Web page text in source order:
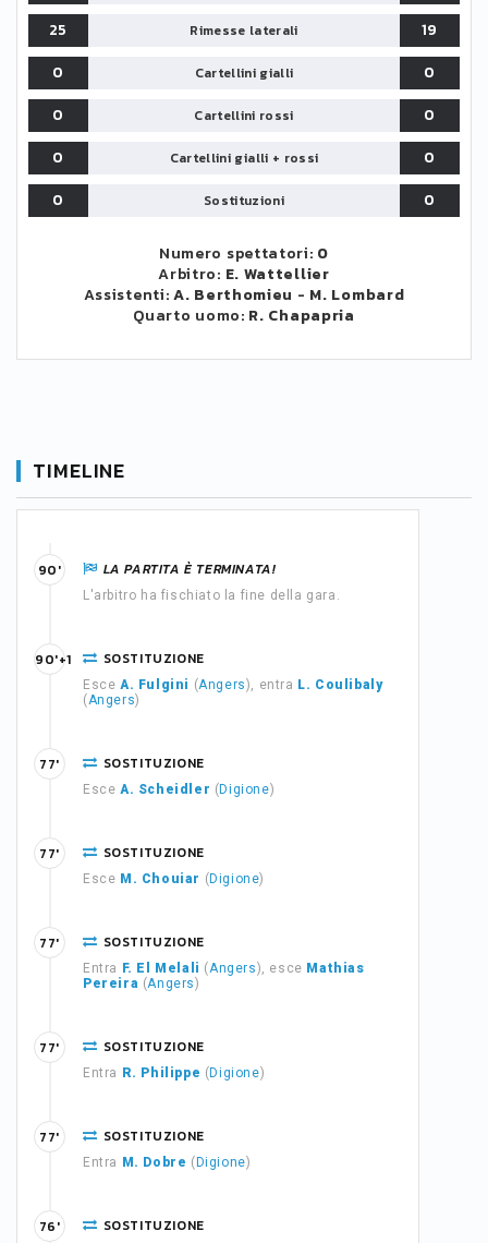
25
Rimesse laterali
19
0
Cartellini gialli
0
0
Cartellini rossi
0
0
Cartellini gialli + rossi
0
0
Sostituzioni 0
Numero spettatori: 0
Arbitro: E. Wattellier
Assistenti:A. Berthomieu - M. Lombard
Quarto uomo: R. Chapapria
TIMELINE
LA PARTITA È TERMINATA!
L'arbitro ha fischiato la fine della gara.
90'
SOSTITUZIONE
Esce A. Fulgini (Angers), entra L. Coulibaly
(Angers)
90'+1
SOSTITUZIONE
Esce A. Scheidler ( Digione)
77'
SOSTITUZIONE
Esce M. Chouiar ( Digione)
77'
SOSTITUZIONE
Entra F. El Melali (Angers), esce Mathias
Pereira (Angers)
77'
SOSTITUZIONE
Entra R. Philippe ( Digione)
77'
SOSTITUZIONE
Entra M. Dobre ( Digione)
77'
SOSTITUZIONE
76'